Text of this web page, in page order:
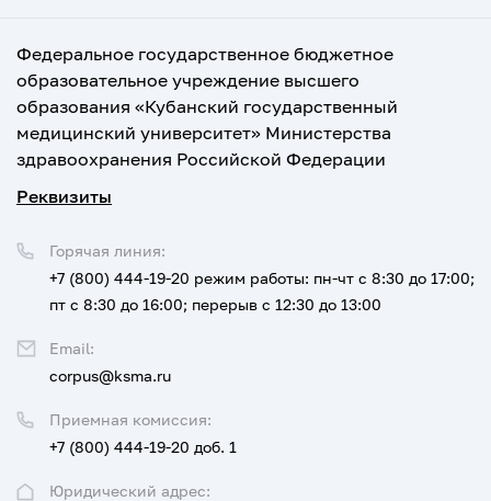
Федеральное государственное бюджетное
образовательное учреждение высшего
образования «Кубанский государственный
медицинский университет» Министерства
здравоохранения Российской Федерации
Реквизиты
Юридический адрес:
Приемная комиссия:
+7 (800) 444-19-20 доб. 1
Горячая линия:
+7 (800) 444-19-20 режим работы: пн-чт с 8:30 до 17:00;
пт с 8:30 до 16:00; перерыв с 12:30 до 13:00
Email:
corpus@ksma.ru